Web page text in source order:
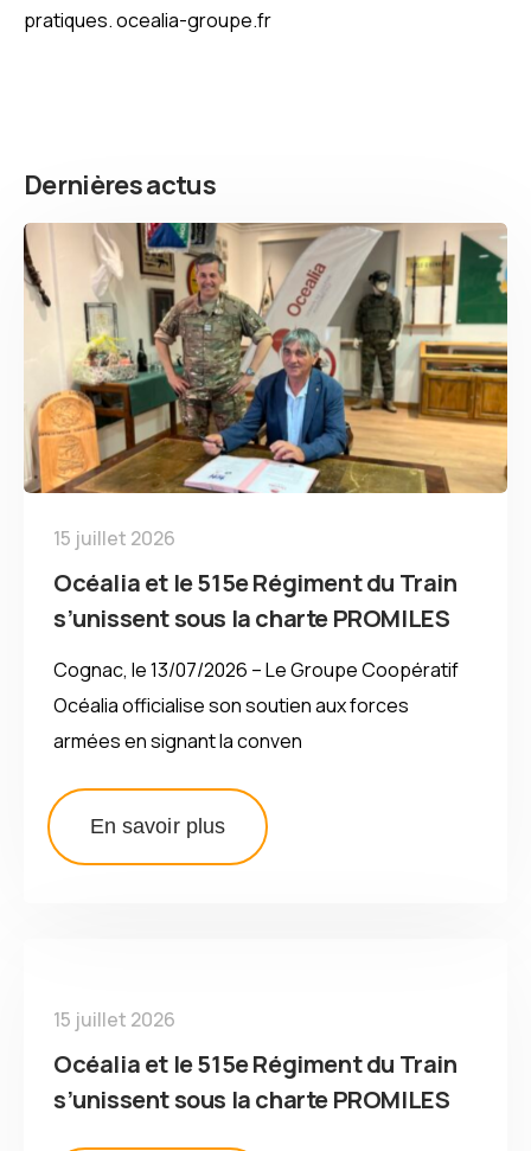
pratiques. ocealia-groupe.fr
Dernières actus
15 juillet 2026
Océalia et le 515e Régiment du Train
s’unissent sous la charte PROMILES
Cognac, le 13/07/2026 – Le Groupe Coopératif
Océalia officialise son soutien aux forces
armées en signant la conven
En savoir plus
15 juillet 2026
Océalia et le 515e Régiment du Train
s’unissent sous la charte PROMILES